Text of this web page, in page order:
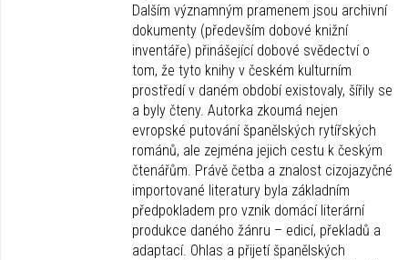
Dalším významným pramenem jsou archivní
dokumenty (především dobové knižní
inventáře) přinášející dobové svědectví o
tom, že tyto knihy v českém kulturním
prostředí v daném období existovaly, šířily se
a byly čteny. Autorka zkoumá nejen
evropské putování španělských rytířských
románů, ale zejména jejich cestu k českým
čtenářům. Právě četba a znalost cizojazyčné
importované literatury byla základním
předpokladem pro vznik domácí literární
produkce daného žánru – edicí, překladů a
adaptací. Ohlas a přijetí španělských